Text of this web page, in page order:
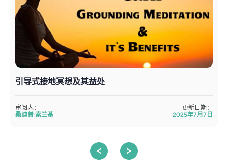
引导式接地冥想及其益处
审阅人：
桑迪普·索兰基
更新日期：
2025年7月7日